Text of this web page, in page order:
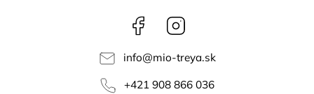
Facebook
info@mio-treya.sk
+421 908 866 036